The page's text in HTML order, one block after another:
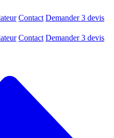
Contact Demander 3 devis
Contact Demander 3 devis